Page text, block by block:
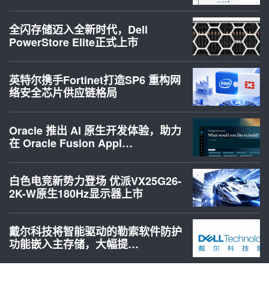
全闪存储迈入全新时代，Dell
PowerStore Elite正式上市
英特尔携手Fortinet打造SP6 重构网
络安全芯片供应链格局
Oracle 推出 AI 原生开发体验，助力
在 Oracle Fusion Appl…
白色电竞新势力登场 优派VX25G26-
2K-W原生180Hz显示器上市
戴尔科技将智能驱动的勒索软件防护
功能嵌入主存储，大幅提…